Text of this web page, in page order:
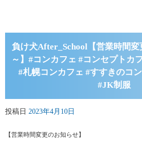
負け犬After_School【営業時間変
～】#コンカフェ #コンセプトカ
#札幌コンカフェ #すすきのコ
#JK制服
投稿日 2023年4月10日
【営業時間変更のお知らせ】